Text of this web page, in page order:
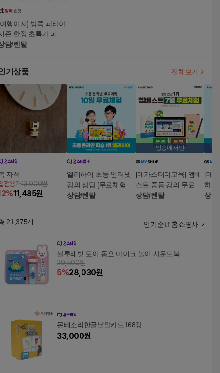
행이지] 방콕 파타야
즌 한정 초특가 패키
/시작가 229,000원
담/렌탈
기상품 전체보기
자석
전용가13,000원
%11,485원
엘리하이 초등 인터넷
강의 상담 [무료체험 10
일]
상담/렌탈
방송에서만
[메가스터디교육] 엠베
스트 중등 강의 무료 상
담예약
상담/렌탈
[메
하이
담예
상담
21,375개 인기순 홈쇼핑사
블루래빗 토이 동요 마이크 놀이 사운드북
29,500원
5%28,030원
몬테소리한글낱말카드168장
33,000원